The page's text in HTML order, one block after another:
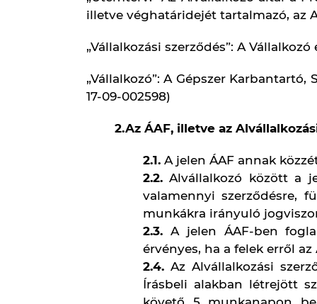
3.2.Az Alvállalkozási
Vállalkozó által átadott
szabványok, valamint az
4. A Vállalkozó jogai és
4.1.A Vállalkozó jogosult
meghatározására is. A
összhangban történő
sorrendjének, azok
A Vállalkozó jogosult
megváltoztatni, az
kibővíteni.
4.3.
Az Alvállalkozó a
alapítva a Vállalkozóval
4.4.
Az Alvállalkozó az